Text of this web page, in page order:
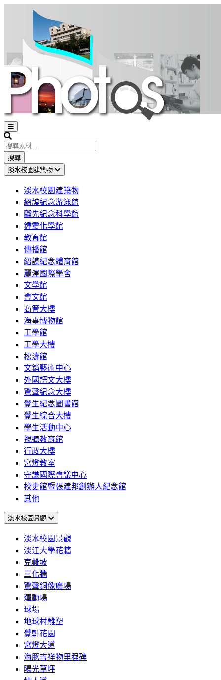
Open
sidebar
Search
搜尋
淡水校園建築物
淡水校園建築物
紹謨紀念游泳館
騮先紀念科學館
鍾靈化學館
教育館
傳播館
紹謨紀念體育館
麗澤國際學舍
文學館
會文館
商管大樓
海事博物館
工學館
工學大樓
松濤館
文錙藝術中心
外國語文大樓
驚聲紀念大樓
覺生紀念圖書館
覺生綜合大樓
學生活動中心
視聽教育館
行政大樓
宮燈教室
守謙國際會議中心
校史館暨張建邦創辦人紀念館
其他
淡水校園景觀
淡水校園景觀
淡江大學花牆
克難坡
三化牆
驚聲銅像廣場
運動場
球場
地球村雕塑
覺軒花園
宮燈大道
海豚吉祥物里程碑
陽光草坪